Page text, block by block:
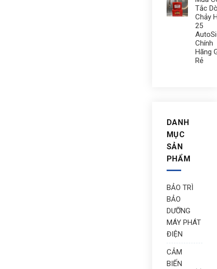
Tắc
Chảy
25
Chính
Hãng
Rẻ
DANH
MỤC
SẢN
PHẨM
BẢO TRÌ
BẢO
DƯỠNG
MÁY PHÁT
ĐIỆN
CẢM
BIẾN